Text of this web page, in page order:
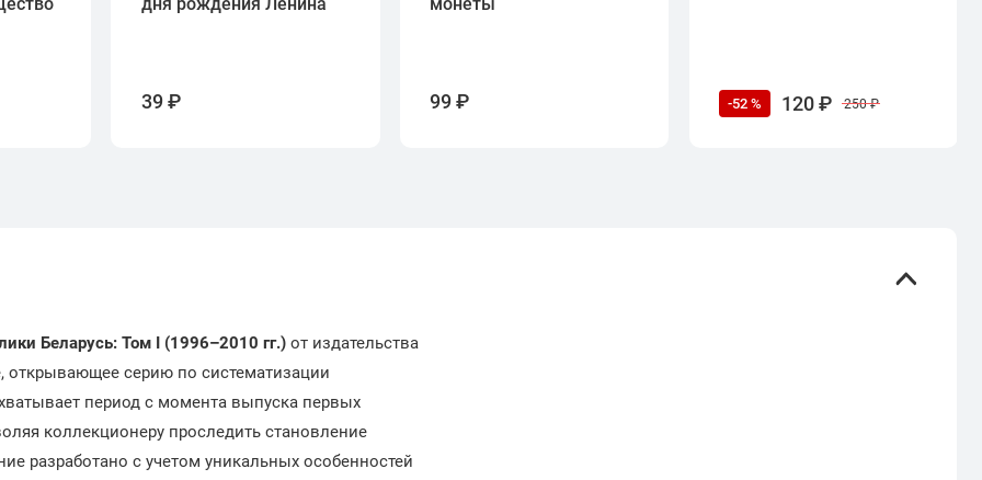
дня рождения Ленина
39 ₽
монеты
99 ₽ -52 % 120 ₽ 250 ₽
Беларусь: Том I (1996–2010 гг.)от издательства
открывающее серию по систематизации
период с момента выпуска первых
коллекционеру проследить становление
разработано с учетом уникальных особенностей